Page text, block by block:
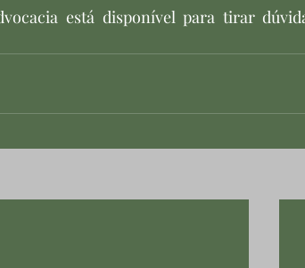
está disponível para tirar